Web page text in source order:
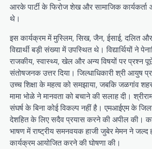
आरके पार्टी के फिरोज शेख और सामाजिक
थे।
इस कार्यक्रम में मुस्लिम, सिख, जैन, ईसाई, दलित
विद्यार्थी बड़ी संख्या में उपस्थित थे। विद्यार्थियों ने
राजकीय, स्वास्थ्य, खेल और अन्य विषयों पर प्रश्न
संतोषजनक उत्तर दिया। जिल्धाधिकारी श्री आयुष
उच्च शिक्षा के महत्व को समझाया, जबकि जळगांव
मामा भोळे ने मानवता को बचाने की सलाह दी।
संघर्ष के बिना कोई विकल्प नहीं है। एमआईएम के
देशहित के लिए सदैव प्रयास करने की अपील की।
भाषण में राष्ट्रीय समनवयक हाजी जुबेर मेमन ने जल्द
कार्यक्रम आयोजित करने की घोषणा की।